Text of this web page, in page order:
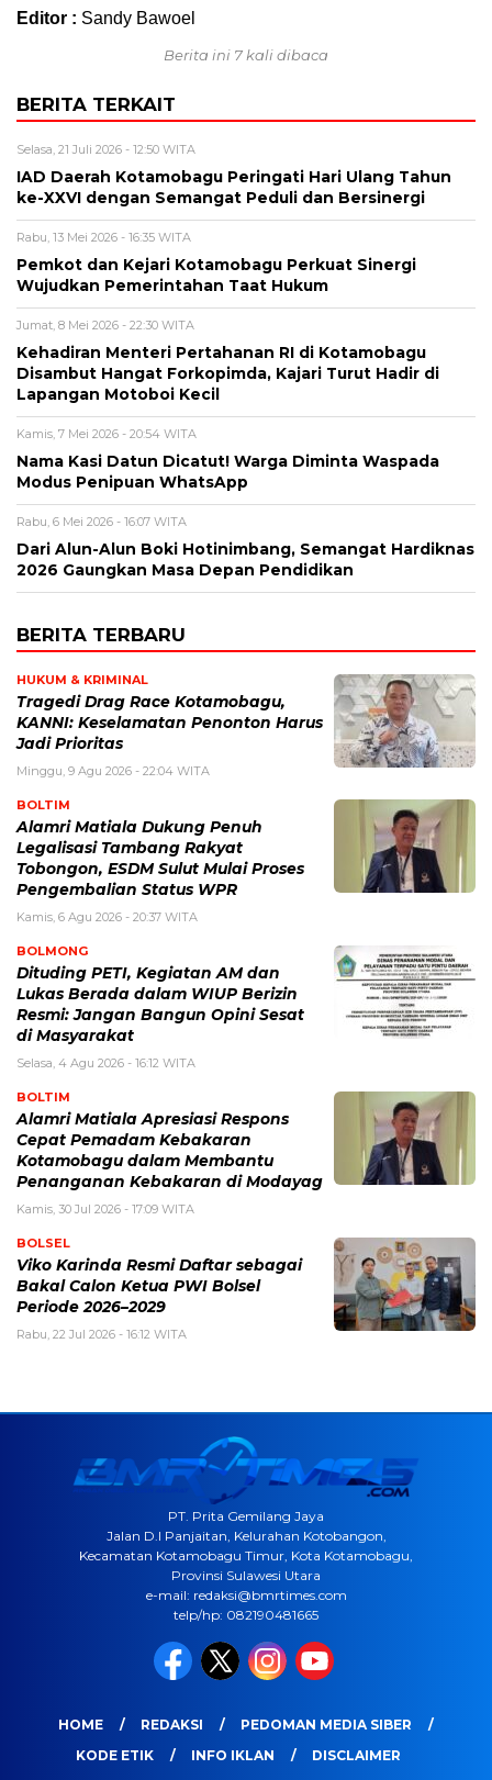
Editor : Sandy Bawoel
Berita ini 7 kali dibaca
BERITA TERKAIT
Selasa, 21 Juli 2026 - 12:50 WITA
IAD Daerah Kotamobagu Peringati Hari Ulang Tahun
ke-XXVI dengan Semangat Peduli dan Bersinergi
Rabu, 13 Mei 2026 - 16:35 WITA
Pemkot dan Kejari Kotamobagu Perkuat Sinergi
Wujudkan Pemerintahan Taat Hukum
Jumat, 8 Mei 2026 - 22:30 WITA
Kehadiran Menteri Pertahanan RI di Kotamobagu
Disambut Hangat Forkopimda, Kajari Turut Hadir di
Lapangan Motoboi Kecil
Kamis, 7 Mei 2026 - 20:54 WITA
Nama Kasi Datun Dicatut! Warga Diminta Waspada
Modus Penipuan WhatsApp
Rabu, 6 Mei 2026 - 16:07 WITA
Dari Alun-Alun Boki Hotinimbang, Semangat Hardiknas
2026 Gaungkan Masa Depan Pendidikan
BERITA TERBARU
HUKUM & KRIMINAL
Tragedi Drag Race Kotamobagu,
KANNI: Keselamatan Penonton Harus
Jadi Prioritas
Minggu, 9 Agu 2026 - 22:04 WITA
BOLTIM
Alamri Matiala Dukung Penuh
Legalisasi Tambang Rakyat
Tobongon, ESDM Sulut Mulai Proses
Pengembalian Status WPR
Kamis, 6 Agu 2026 - 20:37 WITA
BOLMONG
Dituding PETI, Kegiatan AM dan
Lukas Berada dalam WIUP Berizin
Resmi: Jangan Bangun Opini Sesat
di Masyarakat
Selasa, 4 Agu 2026 - 16:12 WITA
BOLTIM
Alamri Matiala Apresiasi Respons
Cepat Pemadam Kebakaran
Kotamobagu dalam Membantu
Penanganan Kebakaran di Modayag
Kamis, 30 Jul 2026 - 17:09 WITA
BOLSEL
Viko Karinda Resmi Daftar sebagai
Bakal Calon Ketua PWI Bolsel
Periode 2026–2029
Rabu, 22 Jul 2026 - 16:12 WITA
PT. Prita Gemilang Jaya
Jalan D.I Panjaitan, Kelurahan Kotobangon,
Kecamatan Kotamobagu Timur, Kota Kotamobagu,
Provinsi Sulawesi Utara
e-mail: redaksi@bmrtimes.com
telp/hp: 082190481665
HOME REDAKSI
PEDOMAN MEDIA SIBER
KODE ETIK
INFO IKLAN DISCLAIMER